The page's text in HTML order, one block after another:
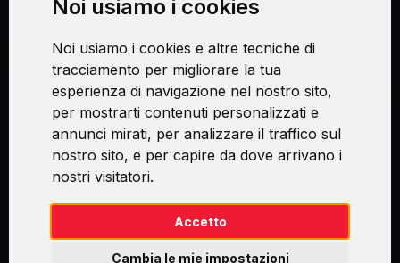
Noi usiamo i cookies
Noi usiamo i cookies e altre tecniche di
tracciamento per migliorare la tua
esperienza di navigazione nel nostro sito,
per mostrarti contenuti personalizzati e
annunci mirati, per analizzare il traffico sul
nostro sito, e per capire da dove arrivano i
nostri visitatori.
Accetto
Cambia le mie impostazioni
Procedura di reclamo
Consenso al trattamento dei dati personali
Sicurezza e privacy
Swirl logoTM je ochranná známka společnosti AXELOS Limited. ITIL®
je registrovanou ochrannou známkou AXELOS Limited. PRINCE2® je
registrovanou ochrannou známkou AXELOS Limited. MSP® je